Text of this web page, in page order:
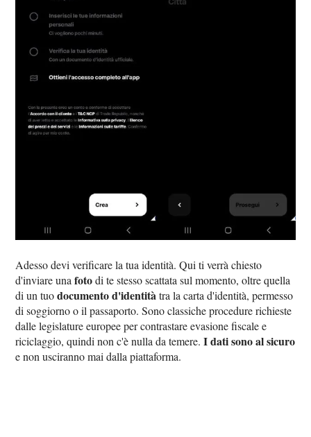
Adesso devi verificare la tua identità. Qui ti verrà chiesto
d'inviare unafotodi te stesso scattata sul momento, oltre quella
di un tuodocumento d'identitàtra la carta d'identità, permesso
di soggiorno o il passaporto. Sono classiche procedure richieste
dalle legislature europee per contrastare evasione fiscale e
riciclaggio, quindi non c'è nulla da temere.I dati sono al sicuro
e non usciranno mai dalla piattaforma.